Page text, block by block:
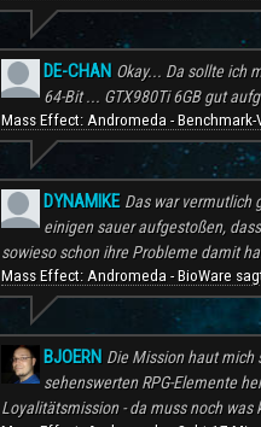
DE-CHAN Okay... Da sollte ich
64-Bit ... GTX980Ti 6GB gut
Mass Effect: Andromeda - Benchmark-
DYNAMIKE Das war vermutlich
einigen sauer aufgestoßen,
sowieso schon ihre Probleme damit
Mass Effect: Andromeda - BioWare
BJOERN Die Mission haut mich
sehenswerten RPG-Elemente
Loyalitätsmission - da muss noch was